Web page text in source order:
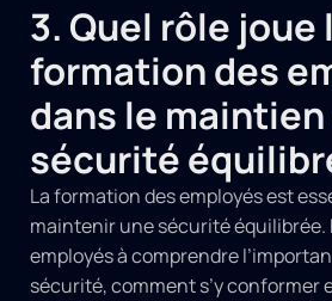
3. Quel rôle joue
formation des
dans le maintien
sécurité
La formation des employés est
maintenir une sécurité équilibrée.
employés à comprendre
sécurité, comment s’y conformer